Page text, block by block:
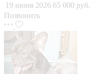
19 июня 2026 65 000 руб.
Позвонить